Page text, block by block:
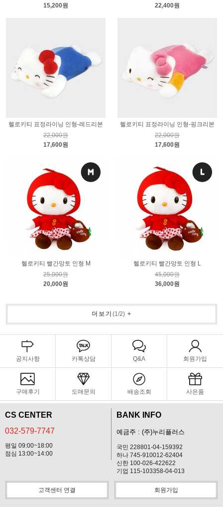
15,200원
22,400원
헬로키티 표정라이닝 인형-레드리본
22,000원
17,600원
헬로키티 표정라이닝 인형-핑크리본
22,000원
17,600원
헬로키티 빨간망토 인형 M
25,000원
20,000원
헬로키티 빨간망토 인형 L
45,000원
36,000원
더보기 (1/2)+
공지사항 카톡상담 Q&A 회원가입
구매후기 도매문의 배송조회 사은품
CS CENTER
032-579-7747
평일 09:00~18:00
점심 13:00~14:00
BANK INFO
예금주 : (주)누리플러스
국민 228801-04-159392
하나 745-910012-62404
신한 100-026-422622
기업 115-103358-04-013
고객센터 연결 회원가입